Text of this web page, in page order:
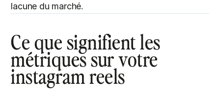
lacune du marché.
Ce que signifient les
métriques sur votre
instagram reels